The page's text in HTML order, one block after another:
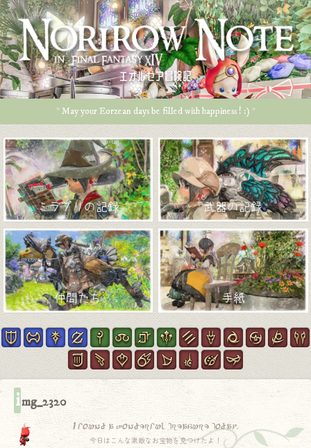
エオルゼア冒険記
* May your Eorzean days be filled with happiness ! :) *
ミラプリの記録 武器の記録
仲間たち 手紙
img_2320
I found a wonderful treasure today.
今日はこんな素敵なお宝物を見つけたよ！